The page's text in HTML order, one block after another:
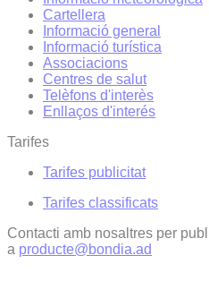
Cartellera
Informació general
Informació turística
Associacions
Centres de salut
Telèfons d'interès
Enllaços d'interés
Tarifes
Tarifes publicitat
Tarifes classificats
Contacti amb nosaltres per
a producte@bondia.ad